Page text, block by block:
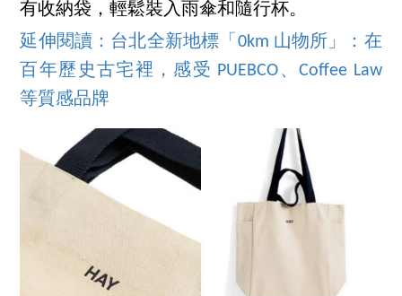
有收納袋，輕鬆裝入雨傘和隨行杯。
延伸閱讀：台北全新地標「0km 山物所」：在
百年歷史古宅裡，感受 PUEBCO、Coffee Law
等質感品牌